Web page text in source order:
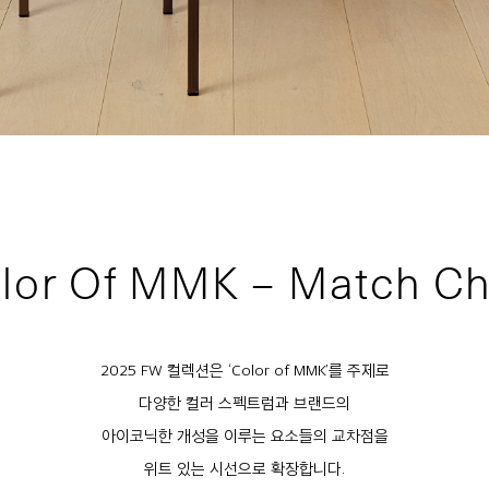
Of MMK – Match
2025 FW 컬렉션은 ‘Color of MMK’를 주제로
다양한 컬러 스펙트럼과 브랜드의
아이코닉한 개성을 이루는 요소들의 교차점을
위트 있는 시선으로 확장합니다.